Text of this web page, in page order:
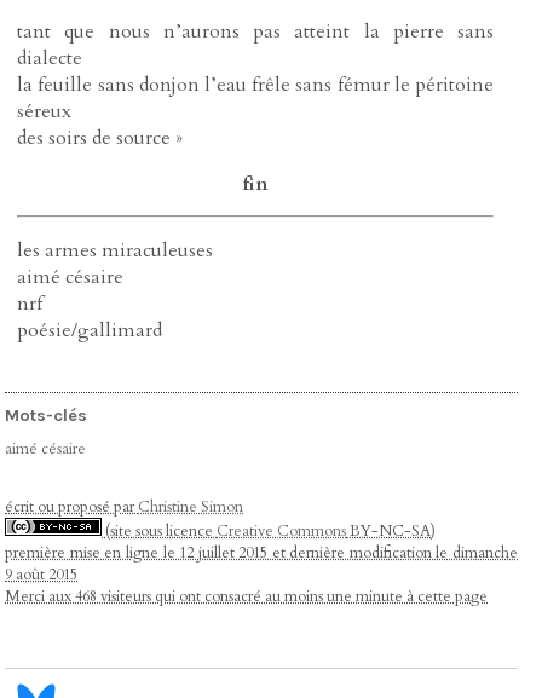
tant que nous n’aurons pas atteint la pierre sans
dialecte
la feuille sans donjon l’eau frêle sans fémur le péritoine
séreux
des soirs de source »
fin
les armes miraculeuses
aimé césaire
nrf
poésie/gallimard
Mots-clés
aimé césaire
écrit ou proposé parChristine Simon
(site sous licence Creative CommonsBY-NC-SA)
première mise en ligne le 12 juillet 2015 et dernière modification le dimanche
9 août 2015
Merci aux 468 visiteurs qui ont consacré au moins une minute à cette page